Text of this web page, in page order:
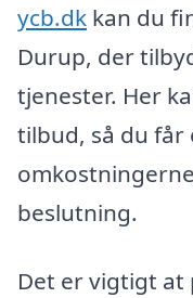
ycb.dk kan du
Durup, der
tjenester. Her
tilbud, så du får
beslutning.
Det er vigtigt